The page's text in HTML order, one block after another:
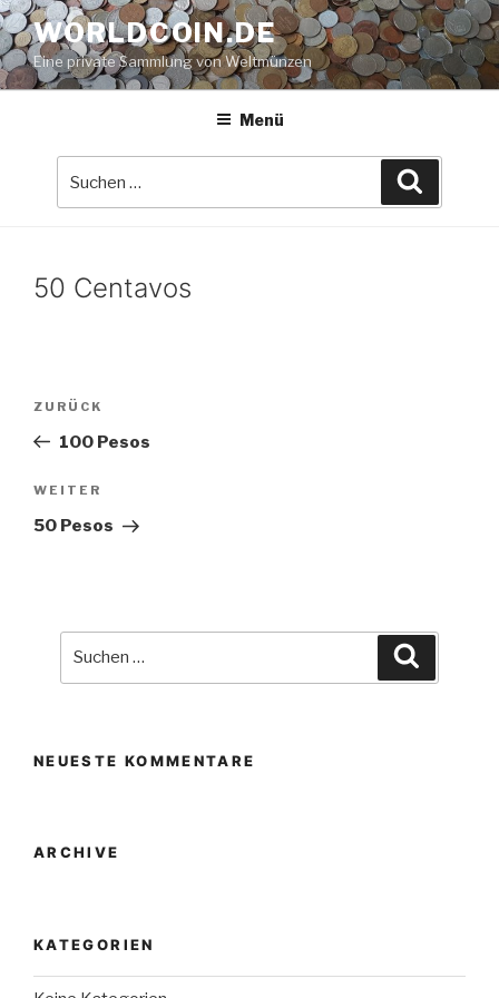
Zum
Inhalt
springen
WORLDCOIN.DE
Eine private Sammlung von Weltmünzen
Menü
50 Centavos
Beitrags-
Vorheriger
Beitrag
ZURÜCK
100 Pesos
Nächster
Beitrag
WEITER
50 Pesos
NEUESTE KOMMENTARE
ARCHIVE
KATEGORIEN